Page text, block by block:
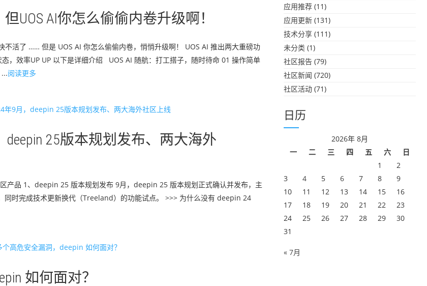
UOS AI你怎么偷偷内卷升级啊！
活了 …… 但是 UOS AI 你怎么偷偷内卷，悄悄升级啊！ UOS AI 推出两大重磅功
态，效率UP UP 以下是详细介绍 UOS AI 随航：打工搭子，随时待命 01 操作简单
阅读更多
deepin 25版本规划发布、两大海外
品 1、deepin 25 版本规划发布 9月，deepin 25 版本规划正式确认并发布，主
时完成技术更新换代（Treeland）的功能试点。 >>> 为什么没有 deepin 24
如何面对？
应用推荐 (11)
应用更新 (131)
技术分享 (111)
未分类 (1)
社区报告 (79)
社区新闻 (720)
社区活动 (71)
日历
2026年 8月
一
二 三 四 五 六
日
1
2
3
4 5 6 7 8
9
10
11 12 13 14 15
16
17
18 19 20 21 22
23
24
25 26 27 28 29
30
31
« 7月